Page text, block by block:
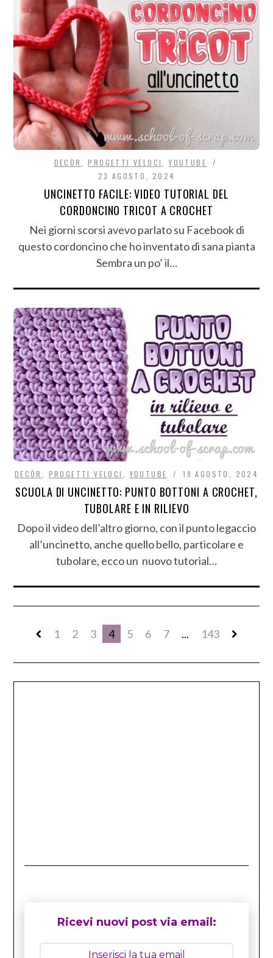
DECÒR ,PROGETTI VELOCI ,YOUTUBE
23 AGOSTO, 2024
UNCINETTO FACILE: VIDEO TUTORIAL DEL
CORDONCINO TRICOT A CROCHET
Nei giorni scorsi avevo parlato su Facebook di
questo cordoncino che ho inventato di sana pianta
Sembra un po’ il…
DECÒR PROGETTI VELOCI YOUTUBE 19 AGOSTO, 2024
SCUOLA DI UNCINETTO: PUNTO BOTTONI A CROCHET,
TUBOLARE E IN RILIEVO
Dopo il video dell’altro giorno, con il punto legaccio
all’uncinetto, anche quello bello, particolare e
tubolare, ecco un nuovo tutorial…
1 2 3 4 5 6 7 ... 143
Ricevi nuovi post via email: